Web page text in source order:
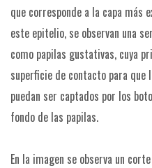
que corresponde a la capa más
este epitelio, se observan una
como papilas gustativas, cuya
superficie de contacto para que
puedan ser captados por los
fondo de las papilas.
En la imagen se observa un